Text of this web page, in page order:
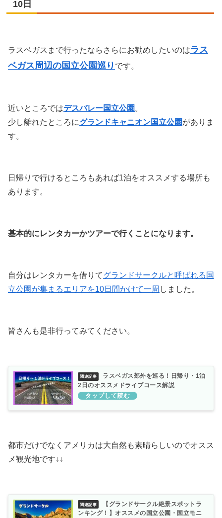
10日
ラスベガスまで行ったならさらにお勧めしたいのはラス
ベガス周辺の国立公園巡り です。
近いところではデスバレー国立公園 。
少し離れたところにグランドキャニオン国立公園がありま
す。
日帰りで行けるところもあれば1泊をオススメする場所も
あります。
基本的にレンタカーかツアーで行くことになります。
自分はレンタカーを借りてグランドサークルと呼ばれる国
立公園が集まるエリアを10日間かけて一周 しました。
皆さんも是非行ってみてください。
ラスベガス郊外を巡る！日帰り・1泊
2日のオススメドライブコース解説
都市だけでなくアメリカは大自然も素晴らしいのでオスス
メ観光地です↓↓
【グランドサークル絶景スポットラ
ンキング！】オススメの国立公園・国立モニ